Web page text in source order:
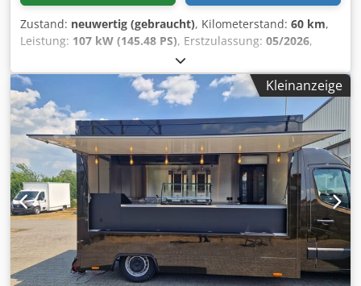
Zustand: neuwertig (gebraucht), Kilometerstand: 60 km,
Leistung: 107 kW (145.48 PS), Erstzulassung: 05/2026,
, Gesamtgewicht:
Emissionsklasse:Euro6, Laderaumlänge:3’700 mm,
Laderaumbreite:
2’200 mm, Laderaumhöhe: 2’300 mm,
Ausstattung: Allwetterreifen, Klimaanlage, Rußfilter,
Tempomat, Verkaufsfahrzeug mit leeren Aufbau .
Innenabmessungen 3700mm x 2200 mm x 2300 mm . (
LxBxH) . 1 Verkaufsklappe rechts .1 Hecktür .
Kunststoffgussboden in Wannenform gegossen . Weitere
Innen- und Ausbauten durch uns optional möglich .
Referenzen finden sie auf unsere Internetseite . Leasing
oder Finanzierung durch uns möglich ! ( Deutschland /
Österreich ) Lieferung gegen Aufpreis möglich ( Schweiz
und Österreich ) Telefonanfragen werden bevorzugt
beantwortet . Dcsdpoxxi Raofx Aciek Kurzfristig Lieferbar !
Kleinanzeige